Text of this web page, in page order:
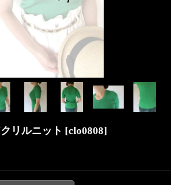
リルニット [clo0808]